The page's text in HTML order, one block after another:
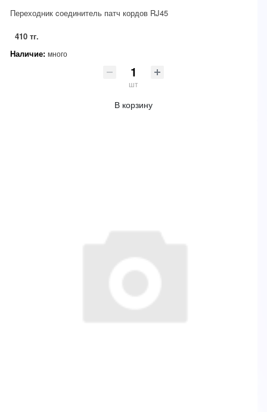
Переходник cоединитель патч кордов RJ45
410 тг.
Наличие: много
шт
В корзину